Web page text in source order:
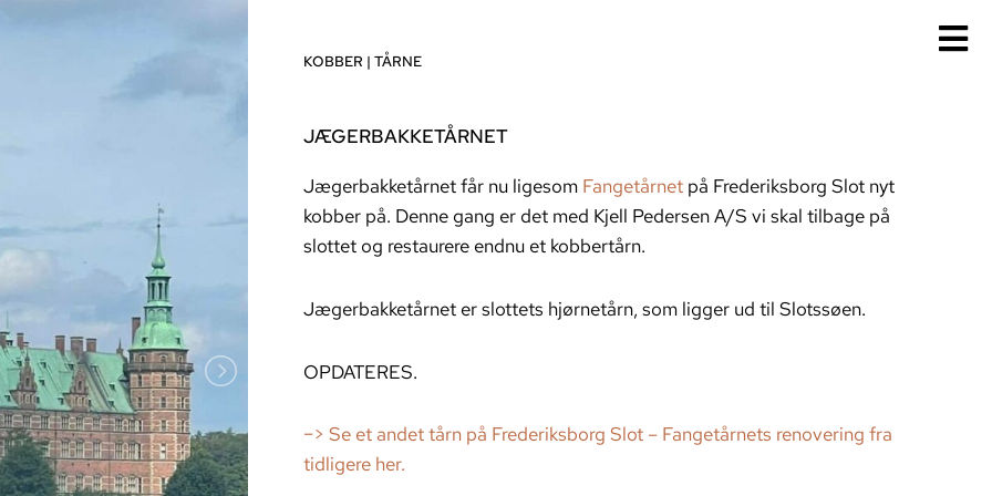
KOBBER | TÅRNE
JÆGERBAKKETÅRNET
Jægerbakketårnet får nu ligesom Fangetårnet på Frederiksborg Slot nyt
kobber på. Denne gang er det med Kjell Pedersen A/S vi skal tilbage på
slottet og restaurere endnu et kobbertårn.
Jægerbakketårnet er slottets hjørnetårn, som ligger ud til Slotssøen.
OPDATERES.
–> Se et andet tårn på Frederiksborg Slot – Fangetårnets renovering fra
tidligere her.